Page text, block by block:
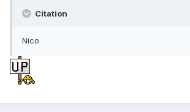
Citation
Nico